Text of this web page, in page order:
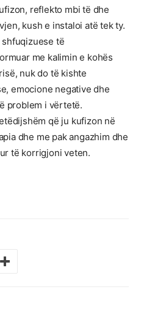
reflekto mbi të dhe
kush e instaloi atë tek ty.
të
me kalimin e kohës
nuk do të kishte
emocione negative dhe
problem i vërtetë.
që ju kufizon në
dhe me pak angazhim dhe
të korrigjoni veten.